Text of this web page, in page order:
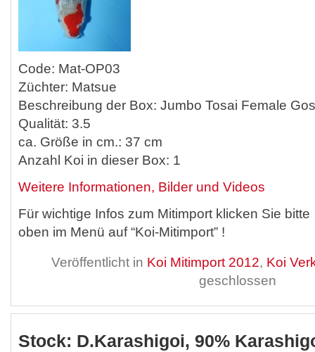
Code: Mat-OP03
Züchter: Matsue
Beschreibung der Box: Jumbo Tosai Female
Qualität: 3.5
ca. Größe in cm.: 37 cm
Anzahl Koi in dieser Box: 1
Weitere Informationen, Bilder und Videos
Für wichtige Infos zum Mitimport klicken Sie bitte
oben im Menü auf “Koi-Mitimport” !
Veröffentlicht in Koi Mitimport 2012, Koi
geschlossen
Stock: D.Karashigoi, 90%